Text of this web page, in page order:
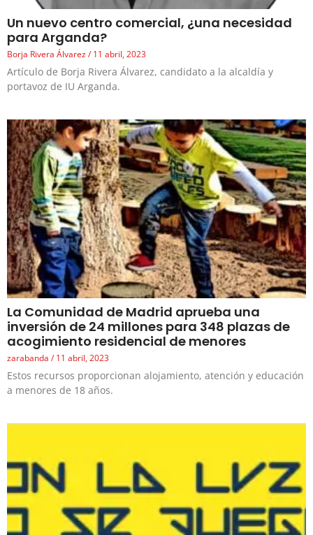
Un nuevo centro comercial, ¿una necesidad
para Arganda?
Borja Rivera Álvarez 11 abril, 2023
Artículo de Borja Rivera Álvarez, candidato a la alcaldía y
portavoz de IU Arganda.
La Comunidad de Madrid aprueba una
inversión de 24 millones para 348 plazas de
acogimiento residencial de menores
zarabanda 11 abril, 2023
Estos recursos proporcionan alojamiento, atención y educación
a menores de 18 años.